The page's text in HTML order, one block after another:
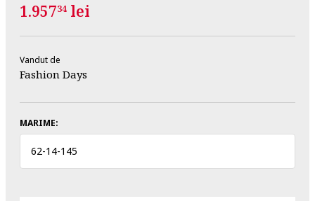
1.95734 lei
Vandut de
Fashion Days
MARIME:
62-14-145